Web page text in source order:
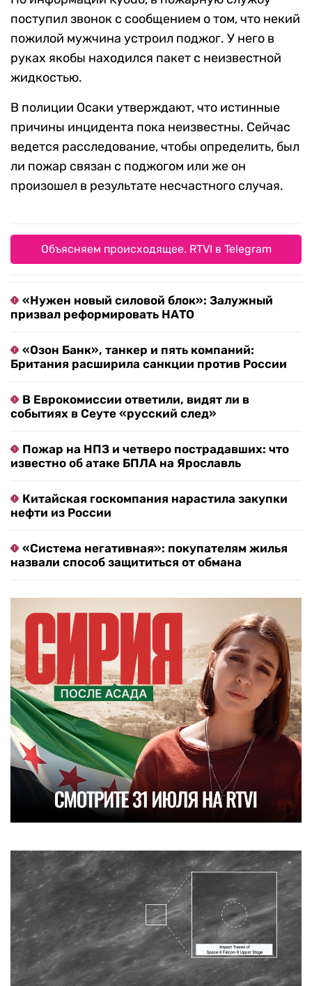
поступил звонок с сообщением о том, что некий
пожилой мужчина устроил поджог. У него в
руках якобы находился пакет с неизвестной
жидкостью.
В полиции Осаки утверждают, что истинные
причины инцидента пока неизвестны. Сейчас
ведется расследование, чтобы определить, был
ли пожар связан с поджогом или же он
произошел в результате несчастного случая.
Объясняем происходящее. RTVI в Telegram
«Нужен новый силовой блок»: Залужный
призвал реформировать НАТО
«Озон Банк», танкер и пять компаний:
Британия расширила санкции против России
В Еврокомиссии ответили, видят ли в
событиях в Сеуте «русский след»
Пожар на НПЗ и четверо пострадавших: что
известно об атаке БПЛА на Ярославль
Китайская госкомпания нарастила закупки
нефти из России
«Система негативная»: покупателям жилья
назвали способ защититься от обмана